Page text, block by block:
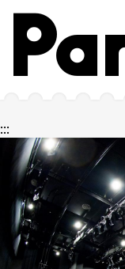
跳到主要內容區塊
網站導覽
:::